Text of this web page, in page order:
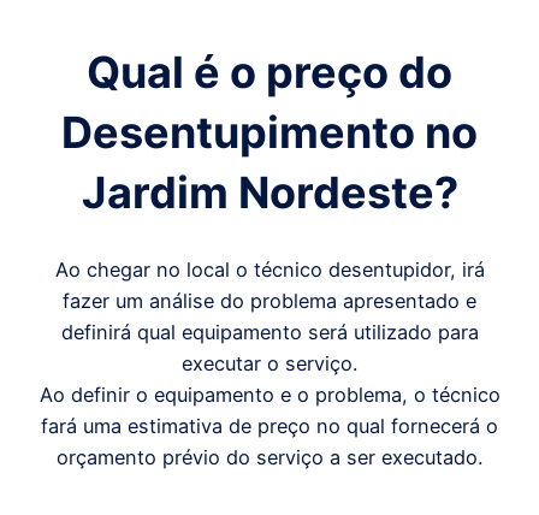
Qual é o preço do
Desentupimento no
Jardim Nordeste?
Ao chegar no local o técnico desentupidor, irá
fazer um análise do problema apresentado e
definirá qual equipamento será utilizado para
executar o serviço.
Ao definir o equipamento e o problema, o técnico
fará uma estimativa de preço no qual fornecerá o
orçamento prévio do serviço a ser executado.